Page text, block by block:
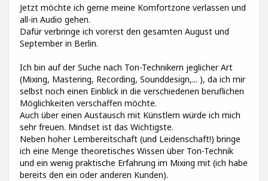
Jetzt möchte ich gerne meine Komfortzone verlassen und
all-in Audio gehen.
Dafür verbringe ich vorerst den gesamten August und
September in Berlin.
Ich bin auf der Suche nach Ton-Technikern jeglicher Art
(Mixing, Mastering, Recording, Sounddesign,... ), da ich mir
selbst noch einen Einblick in die verschiedenen beruflichen
Möglichkeiten verschaffen möchte.
Auch über einen Austausch mit Künstlern würde ich mich
sehr freuen. Mindset ist das Wichtigste.
Neben hoher Lernbereitschaft (und Leidenschaft!) bringe
ich eine Menge theoretisches Wissen über Ton-Technik
und ein wenig praktische Erfahrung im Mixing mit (ich habe
bereits den ein oder anderen Kunden).